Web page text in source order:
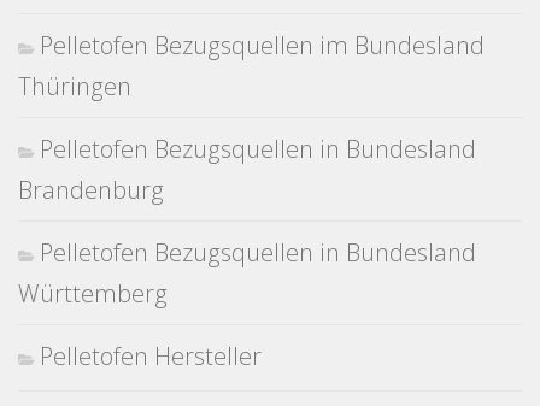
Pelletofen Bezugsquellen im Bundesland
Thüringen
Pelletofen Bezugsquellen in Bundesland
Brandenburg
Pelletofen Bezugsquellen in Bundesland
Württemberg
Pelletofen Hersteller